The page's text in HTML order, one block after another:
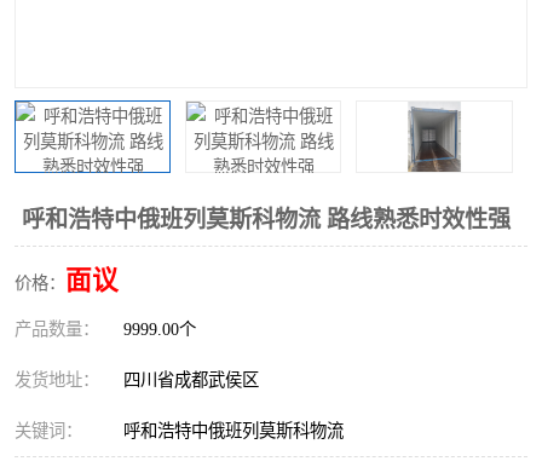
呼和浩特中俄班列莫斯科物流 路线熟悉时效性强
价格： 面议
产品数量： 9999.00个
发货地址： 四川省成都武侯区
关键词： 呼和浩特中俄班列莫斯科物流